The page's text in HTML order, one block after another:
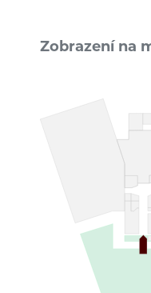
Zobrazení na